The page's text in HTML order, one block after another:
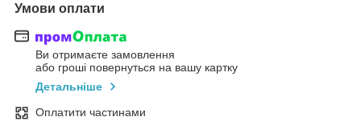
Умови оплати
Ви отримаєте замовлення
або гроші повернуться на вашу картку
Детальніше
Оплатити частинами